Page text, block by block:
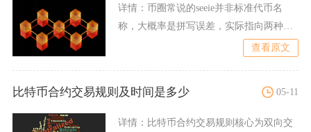
详情： 币圈常说的seeie并非标准代币名
称，大概率是拼写误差，实际指向两种主
查看原文
比特币合约交易规则及时间是多少 05-11
详情： 比特币合约交易规则核心为双向交